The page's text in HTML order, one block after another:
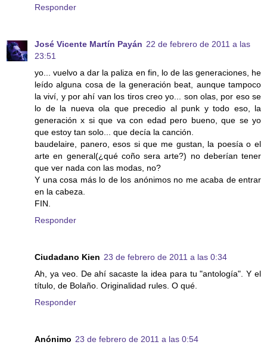
Responder
José Vicente Martín Payán 22 de febrero de 2011 a las
23:51
yo... vuelvo a dar la paliza en fin, lo de las generaciones, he
leído alguna cosa de la generación beat, aunque tampoco
la viví, y por ahí van los tiros creo yo... son olas, por eso se
lo de la nueva ola que precedio al punk y todo eso, la
generación x si que va con edad pero bueno, que se yo
que estoy tan solo... que decía la canción.
baudelaire, panero, esos si que me gustan, la poesía o el
arte en general(¿qué coño sera arte?) no deberían tener
que ver nada con las modas, no?
Y una cosa más lo de los anónimos no me acaba de entrar
en la cabeza.
FIN.
Responder
Ciudadano Kien 23 de febrero de 2011 a las 0:34
Ah, ya veo. De ahí sacaste la idea para tu "antología". Y el
título, de Bolaño. Originalidad rules. O qué.
Responder
Anónimo 23 de febrero de 2011 a las 0:54